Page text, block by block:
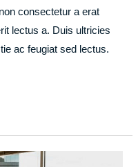
consectetur a erat
lectus a. Duis ultricies
ac feugiat sed lectus.